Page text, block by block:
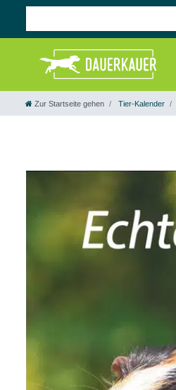
Zur Startseite gehen Tier-Kalender